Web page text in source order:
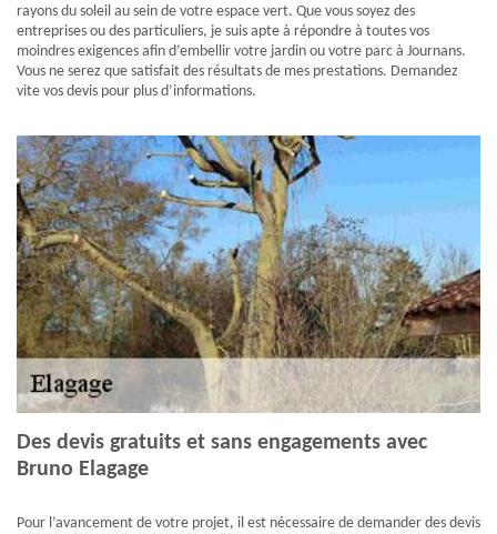
rayons du soleil au sein de votre espace vert. Que vous soyez des
entreprises ou des particuliers, je suis apte à répondre à toutes vos
moindres exigences afin d’embellir votre jardin ou votre parc à Journans.
Vous ne serez que satisfait des résultats de mes prestations. Demandez
vite vos devis pour plus d’informations.
Des devis gratuits et sans engagements avec
Bruno Elagage
Pour l’avancement de votre projet, il est nécessaire de demander des devis